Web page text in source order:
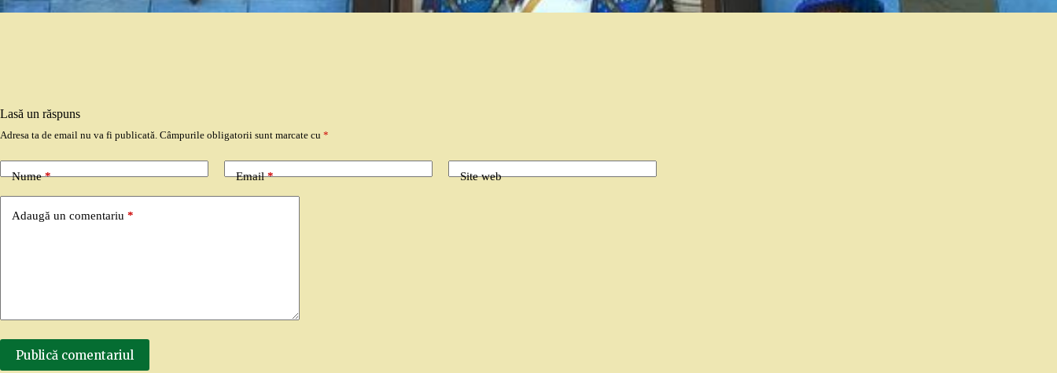
Lasă un răspuns
Adresa ta de email nu va fi publicată. Câmpurile obligatorii sunt marcate cu *
Nume* Email* Site web
Adaugă un comentariu *
Publică comentariul